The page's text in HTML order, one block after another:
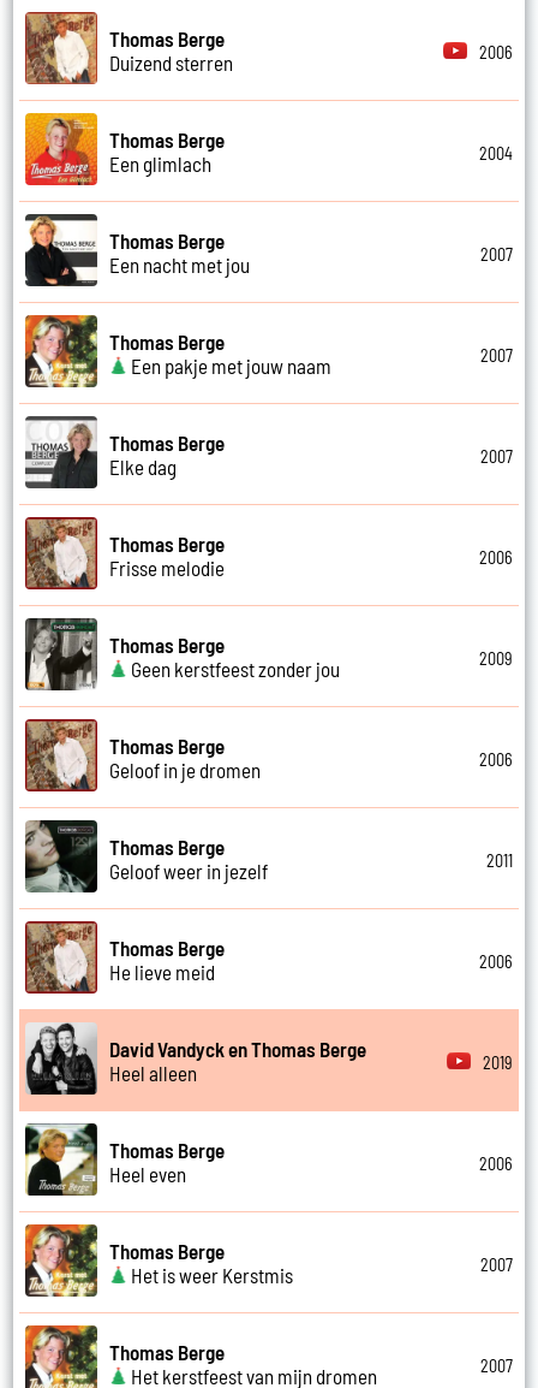
Thomas Berge
Duizend sterren
2006
Thomas Berge
Een glimlach
2004
Thomas Berge
Een nacht met jou
2007
Thomas Berge
Een pakje met jouw naam
2007
Thomas Berge
Elke dag
2007
Thomas Berge
Frisse melodie
2006
Thomas Berge
Geen kerstfeest zonder jou
2009
Thomas Berge
Geloof in je dromen
2006
Thomas Berge
Geloof weer in jezelf
2011
Thomas Berge
He lieve meid
2006
David Vandyck en Thomas Berge
Heel alleen
2019
Thomas Berge
Heel even
2006
Thomas Berge
Het is weer Kerstmis
2007
Thomas Berge
Het kerstfeest van mijn dromen
2007